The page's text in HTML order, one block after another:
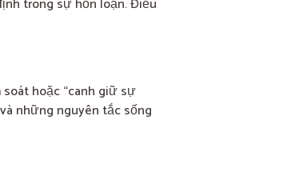
trong sự hỗn loạn. Điều
hoặc “canh giữ sự
những nguyên tắc sống